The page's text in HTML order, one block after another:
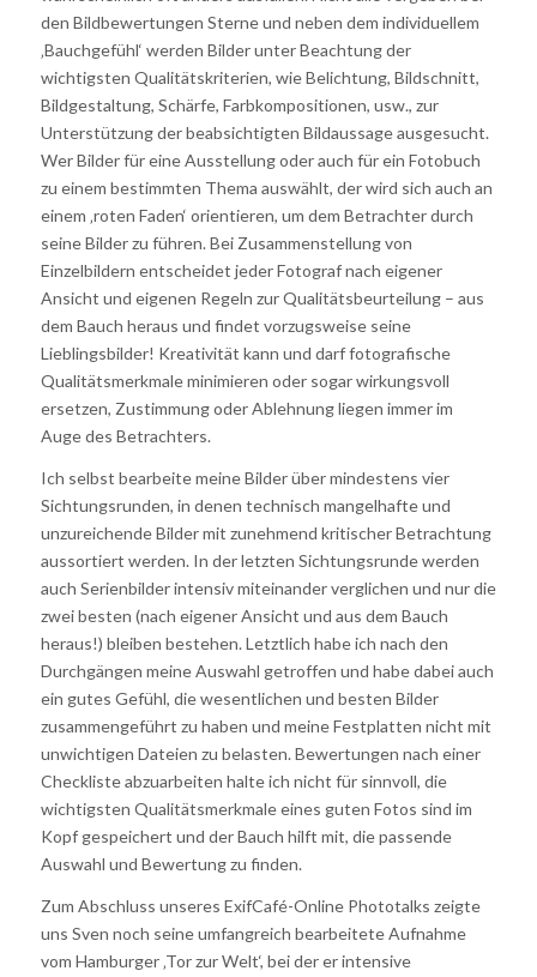
den Bildbewertungen Sterne und neben dem individuellem
‚Bauchgefühl‘ werden Bilder unter Beachtung der
wichtigsten Qualitätskriterien, wie Belichtung, Bildschnitt,
Bildgestaltung, Schärfe, Farbkompositionen, usw., zur
Unterstützung der beabsichtigten Bildaussage ausgesucht.
Wer Bilder für eine Ausstellung oder auch für ein Fotobuch
zu einem bestimmten Thema auswählt, der wird sich auch an
einem ‚roten Faden‘ orientieren, um dem Betrachter durch
seine Bilder zu führen. Bei Zusammenstellung von
Einzelbildern entscheidet jeder Fotograf nach eigener
Ansicht und eigenen Regeln zur Qualitätsbeurteilung – aus
dem Bauch heraus und findet vorzugsweise seine
Lieblingsbilder! Kreativität kann und darf fotografische
Qualitätsmerkmale minimieren oder sogar wirkungsvoll
ersetzen, Zustimmung oder Ablehnung liegen immer im
Auge des Betrachters.
Ich selbst bearbeite meine Bilder über mindestens vier
Sichtungsrunden, in denen technisch mangelhafte und
unzureichende Bilder mit zunehmend kritischer Betrachtung
aussortiert werden. In der letzten Sichtungsrunde werden
auch Serienbilder intensiv miteinander verglichen und nur die
zwei besten (nach eigener Ansicht und aus dem Bauch
heraus!) bleiben bestehen. Letztlich habe ich nach den
Durchgängen meine Auswahl getroffen und habe dabei auch
ein gutes Gefühl, die wesentlichen und besten Bilder
zusammengeführt zu haben und meine Festplatten nicht mit
unwichtigen Dateien zu belasten. Bewertungen nach einer
Checkliste abzuarbeiten halte ich nicht für sinnvoll, die
wichtigsten Qualitätsmerkmale eines guten Fotos sind im
Kopf gespeichert und der Bauch hilft mit, die passende
Auswahl und Bewertung zu finden.
Zum Abschluss unseres ExifCafé-Online Phototalks zeigte
uns Sven noch seine umfangreich bearbeitete Aufnahme
vom Hamburger ‚Tor zur Welt‘, bei der er intensive